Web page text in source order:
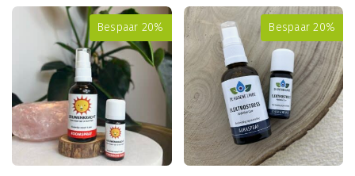
Bespaar 20% Bespaar 20%